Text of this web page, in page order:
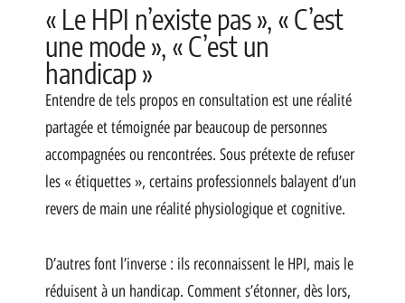
« Le HPI n’existe pas », « C’est
une mode », « C’est un
handicap »
Entendre de tels propos en consultation est une réalité
partagée et témoignée par beaucoup de personnes
accompagnées ou rencontrées. Sous prétexte de refuser
les « étiquettes », certains professionnels balayent d’un
revers de main une réalité physiologique et cognitive.
D’autres font l’inverse : ils reconnaissent le HPI, mais le
réduisent à un handicap. Comment s’étonner, dès lors,